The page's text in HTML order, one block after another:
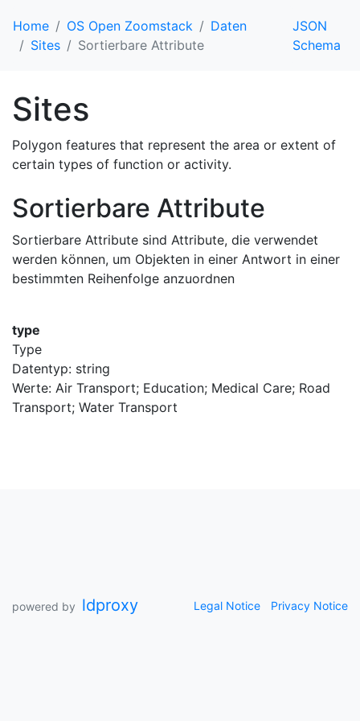
Home OS Open Zoomstack
Daten
Sites
Sortierbare Attribute
JSON
Schema
Sites
Polygon features that represent the area or extent of
certain types of function or activity.
Sortierbare Attribute
Sortierbare Attribute sind Attribute, die verwendet
werden können, um Objekten in einer Antwort in einer
bestimmten Reihenfolge anzuordnen
type
Type
Datentyp: string
Werte: Air Transport; Education; Medical Care; Road
Transport; Water Transport
powered by ldproxy Legal Notice Privacy Notice